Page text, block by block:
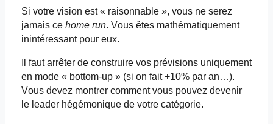
Si votre vision est « raisonnable », vous ne serez
jamais ce home run. Vous êtes mathématiquement
inintéressant pour eux.
Il faut arrêter de construire vos prévisions uniquement
en mode « bottom-up » (si on fait +10% par an…).
Vous devez montrer comment vous pouvez devenir
le leader hégémonique de votre catégorie.